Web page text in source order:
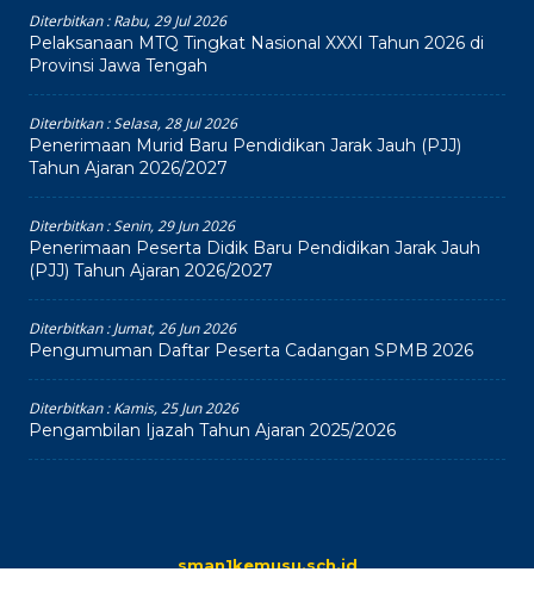
Diterbitkan :Rabu, 29 Jul 2026
Pelaksanaan MTQ Tingkat Nasional XXXI Tahun 2026 di
Provinsi Jawa Tengah
Diterbitkan :Selasa, 28 Jul 2026
Penerimaan Murid Baru Pendidikan Jarak Jauh (PJJ)
Tahun Ajaran 2026/2027
Diterbitkan :Senin, 29 Jun 2026
Penerimaan Peserta Didik Baru Pendidikan Jarak Jauh
(PJJ) Tahun Ajaran 2026/2027
Diterbitkan :Jumat, 26 Jun 2026
Pengumuman Daftar Peserta Cadangan SPMB 2026
Diterbitkan :Kamis, 25 Jun 2026
Pengambilan Ijazah Tahun Ajaran 2025/2026
sman1kemusu.sch.id